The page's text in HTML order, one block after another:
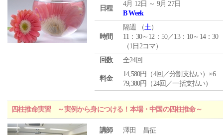
日程
4月 12日 ～ 9月 27日
B Week
時間
隔週 （土）
11：30～12：50／13：10～14：30
（1日2コマ）
回数
全24回
料金
14,580円（4回／分割支払い）×6
79,380円（24回／一括支払い）
四柱推命実習 ～実例から身につける！本場・中国の四柱推命～
講師 澤田 昌征